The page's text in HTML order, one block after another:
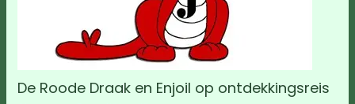
De Roode Draak en Enjoil op ontdekkingsreis